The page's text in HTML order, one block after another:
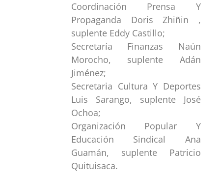
Coordinación Prensa Y
Propaganda Doris Zhiñin ,
suplente Eddy Castillo;
Secretaría Finanzas Naún
Morocho, suplente Adán
Jiménez;
Secretaria Cultura Y Deportes
Luis Sarango, suplente José
Ochoa;
Organización Popular Y
Educación Sindical Ana
Guamán, suplente Patricio
Quituisaca.